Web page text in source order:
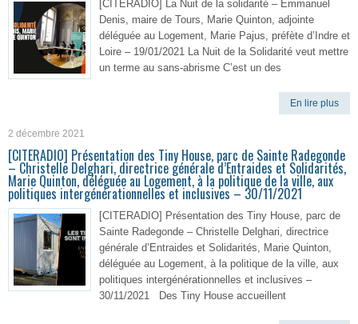
[CITERADIO] La Nuit de la solidarité – Emmanuel
Denis, maire de Tours, Marie Quinton, adjointe
déléguée au Logement, Marie Pajus, préfète d’Indre et
Loire – 19/01/2021 La Nuit de la Solidarité veut mettre
un terme au sans-abrisme C’est un des
En lire plus
2 décembre 2021
[CITERADIO] Présentation des Tiny House, parc de Sainte Radegonde
– Christelle Delghari, directrice générale d’Entraides et Solidarités,
Marie Quinton, déléguée au Logement, à la politique de la ville, aux
politiques intergénérationnelles et inclusives – 30/11/2021
[CITERADIO] Présentation des Tiny House, parc de
Sainte Radegonde – Christelle Delghari, directrice
générale d’Entraides et Solidarités, Marie Quinton,
déléguée au Logement, à la politique de la ville, aux
politiques intergénérationnelles et inclusives –
30/11/2021 Des Tiny House accueillent